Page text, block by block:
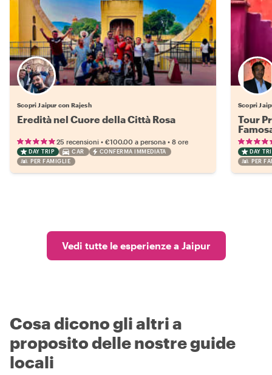
Scopri Jaipur con Rajesh
Eredità nel Cuore della Città Rosa
25 recensioni • €100.00 a persona • 8 ore
DAY TRIP CAR
CONFERMA IMMEDIATA
PER FAMIGLIE
Scopri
Tour
DAY
PER
Vedi tutte le esperienze a Jaipur
Cosa dicono gli altri a
proposito delle nostre guide
locali